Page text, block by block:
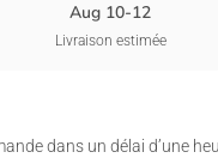
Aug 10-12
Livraison estimée
dans un délai d’une